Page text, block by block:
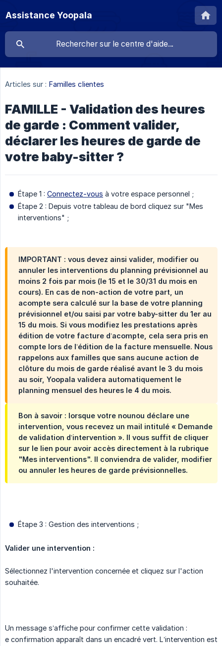
Assistance Yoopala
Articles sur : Familles clientes
FAMILLE - Validation des heures
de garde : Comment valider,
déclarer les heures de garde de
votre baby-sitter ?
Étape 1 : Connectez-vous à votre espace personnel ;
Étape 2 : Depuis votre tableau de bord cliquez sur "Mes
interventions" ;
IMPORTANT : vous devez ainsi valider, modifier ou
annuler les interventions du planning prévisionnel au
moins 2 fois par mois (le 15 et le 30/31 du mois en
cours). En cas de non-action de votre part, un
acompte sera calculé sur la base de votre planning
prévisionnel et/ou saisi par votre baby-sitter du 1er au
15 du mois. Si vous modifiez les prestations après
édition de votre facture d’acompte, cela sera pris en
compte lors de l’édition de la facture mensuelle. Nous
rappelons aux familles que sans aucune action de
clôture du mois de garde réalisé avant le 3 du mois
au soir, Yoopala validera automatiquement le
planning mensuel des heures le 4 du mois.
Bon à savoir : lorsque votre nounou déclare une
intervention, vous recevez un mail intitulé « Demande
de validation d’intervention ». Il vous suffit de cliquer
sur le lien pour avoir accès directement à la rubrique
"Mes interventions". Il conviendra de valider, modifier
ou annuler les heures de garde prévisionnelles.
Étape 3 : Gestion des interventions ;
Valider une intervention :
Sélectionnez l'intervention concernée et cliquez sur l'action
souhaitée.
Un message s’affiche pour confirmer cette validation :
e confirmation apparaît dans un encadré vert. L’intervention est